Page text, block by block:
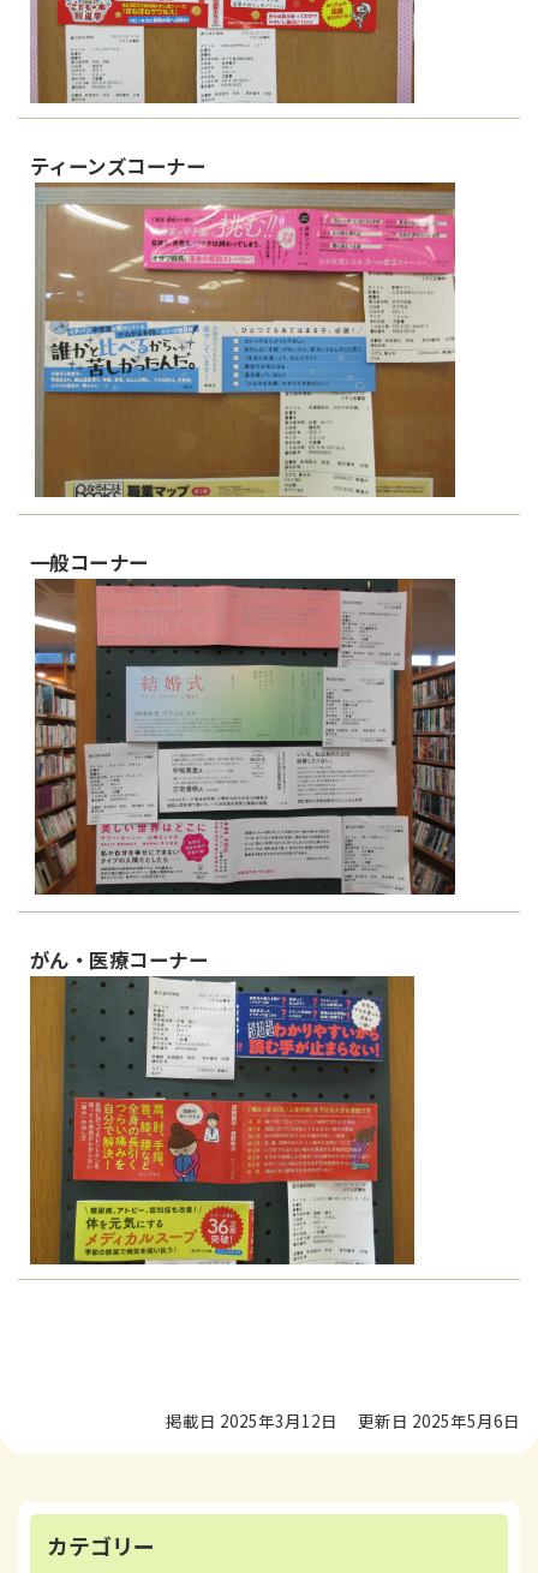
ティーンズコーナー
一般コーナー
がん・医療コーナー
掲載日 2025年3月12日 更新日 2025年5月6日
カテゴリー